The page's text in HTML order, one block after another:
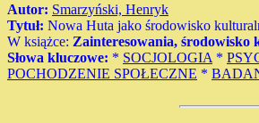
Autor: Smarzyński, Henryk
Tytuł: Nowa Huta jako środowisko
W książce: Zainteresowania, środowisko
Słowa kluczowe: * SOCJOLOGIA *
POCHODZENIE SPOŁECZNE *